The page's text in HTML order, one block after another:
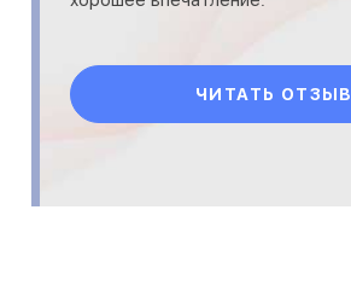
ЧИТАТЬ ОТЗЫВ